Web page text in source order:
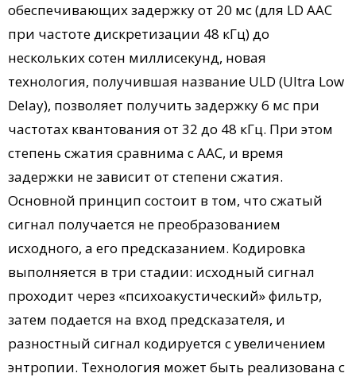
обеспечивающих задержку от 20 мс (для LD AAC
при частоте дискретизации 48 кГц) до
нескольких сотен миллисекунд, новая
технология, получившая название ULD (Ultra Low
Delay), позволяет получить задержку 6 мс при
частотах квантования от 32 до 48 кГц. При этом
степень сжатия сравнима с AAC, и время
задержки не зависит от степени сжатия.
Основной принцип состоит в том, что сжатый
сигнал получается не преобразованием
исходного, а его предсказанием. Кодировка
выполняется в три стадии: исходный сигнал
проходит через «психоакустический» фильтр,
затем подается на вход предсказателя, и
разностный сигнал кодируется с увеличением
энтропии. Технология может быть реализована с